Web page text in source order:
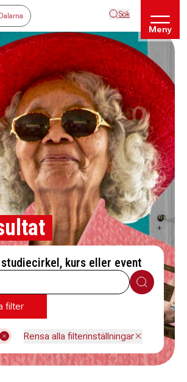
Dalarna Sök
Meny
kurs eller event
Sök
filter
Rensa alla filterinställningar